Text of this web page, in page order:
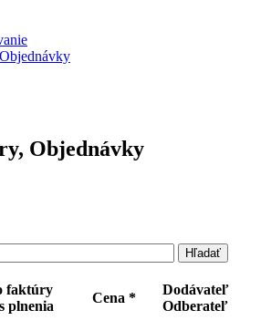
Objednávky
faktúry
plnenia
Cena *
Dodávateľ
Odberateľ